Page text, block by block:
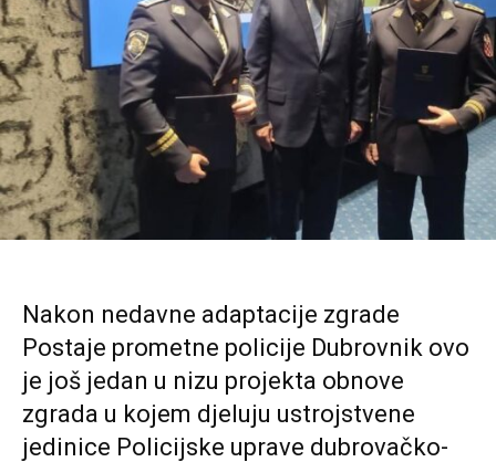
Nakon nedavne adaptacije zgrade
Postaje prometne policije Dubrovnik ovo
je još jedan u nizu projekta obnove
zgrada u kojem djeluju ustrojstvene
jedinice Policijske uprave dubrovačko-